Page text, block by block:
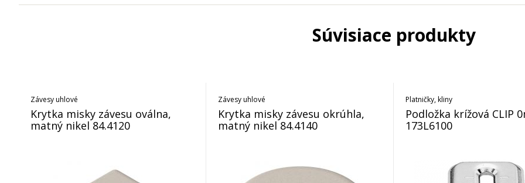
Súvisiace produkty
Závesy uhlové
Krytka misky závesu oválna,
matný nikel 84.4120
Závesy uhlové
Krytka misky závesu okrúhla,
matný nikel 84.4140
Platničky, kliny
Podložka krížová CLIP
173L6100